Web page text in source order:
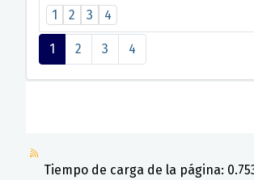
1
2 3 4
1 2 3 4
Tiempo de carga de la página: